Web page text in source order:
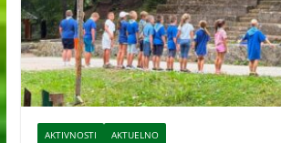
AKTIVNOSTI AKTUELNO